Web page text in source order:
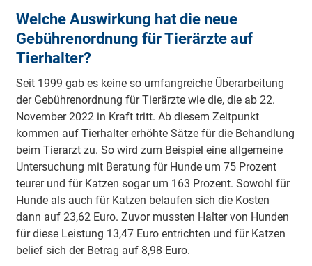
Welche Auswirkung hat die neue
Gebührenordnung für Tierärzte auf
Tierhalter?
Seit 1999 gab es keine so umfangreiche Überarbeitung
der Gebührenordnung für Tierärzte wie die, die ab 22.
November 2022 in Kraft tritt. Ab diesem Zeitpunkt
kommen auf Tierhalter erhöhte Sätze für die Behandlung
beim Tierarzt zu. So wird zum Beispiel eine allgemeine
Untersuchung mit Beratung für Hunde um 75 Prozent
teurer und für Katzen sogar um 163 Prozent. Sowohl für
Hunde als auch für Katzen belaufen sich die Kosten
dann auf 23,62 Euro. Zuvor mussten Halter von Hunden
für diese Leistung 13,47 Euro entrichten und für Katzen
belief sich der Betrag auf 8,98 Euro.